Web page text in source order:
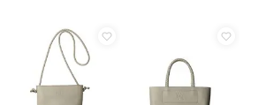
とお手入れについての表示がございますので
※照明の関係により、実際よりも色味が違って
す。また、パソコン・スマートフォンなどの